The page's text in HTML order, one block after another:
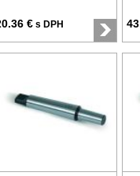
€ s DPH